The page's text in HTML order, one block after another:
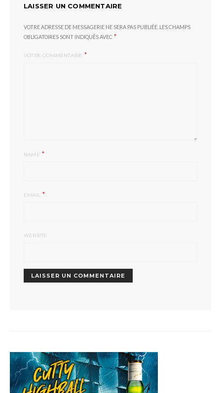
LAISSER UN COMMENTAIRE
VOTRE ADRESSE DE MESSAGERIE NE SERA PAS PUBLIÉE. LES CHAMPS
OBLIGATOIRES SONT INDIQUÉS AVEC *
VOTRE COMMENTAIRE *
NAME *
EMAIL *
WEBSITE